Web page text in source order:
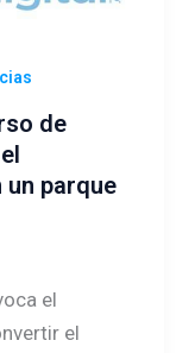
de
un parque
el
el